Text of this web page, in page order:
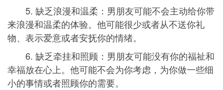
5. 缺乏浪漫和温柔：男朋友可能不会主动给你带
来浪漫和温柔的体验。他可能很少或者从不送你礼
物、表示爱意或者安抚你的情绪。
6. 缺乏牵挂和照顾：男朋友可能没有你的福祉和
幸福放在心上。他可能不会为你考虑，为你做一些细
小的事情或者照顾你的需要。